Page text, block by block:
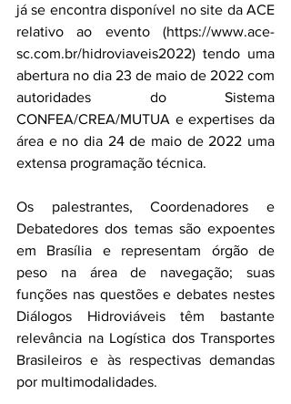
já se encontra disponível no site da ACE
relativo ao evento (https://www.ace-
sc.com.br/hidroviaveis2022) tendo uma
abertura no dia 23 de maio de 2022 com
autoridades do Sistema
CONFEA/CREA/MUTUA e expertises da
área e no dia 24 de maio de 2022 uma
extensa programação técnica.
Os palestrantes, Coordenadores e
Debatedores dos temas são expoentes
em Brasília e representam órgão de
peso na área de navegação; suas
funções nas questões e debates nestes
Diálogos Hidroviáveis têm bastante
relevância na Logística dos Transportes
Brasileiros e às respectivas demandas
por multimodalidades.